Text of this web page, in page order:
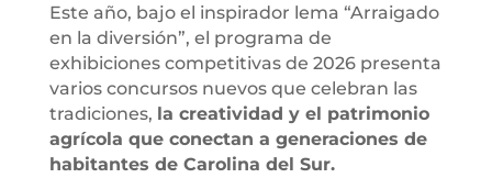
Este año, bajo el inspirador lema “Arraigado
en la diversión”, el programa de
exhibiciones competitivas de 2026 presenta
varios concursos nuevos que celebran las
tradiciones, la creatividad y el patrimonio
agrícola que conectan a generaciones de
habitantes de Carolina del Sur.